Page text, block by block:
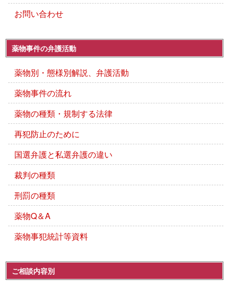
お問い合わせ
薬物事件の弁護活動
薬物別・態様別解説、弁護活動
薬物事件の流れ
薬物の種類・規制する法律
再犯防止のために
国選弁護と私選弁護の違い
裁判の種類
刑罰の種類
薬物Q＆A
薬物事犯統計等資料
ご相談内容別